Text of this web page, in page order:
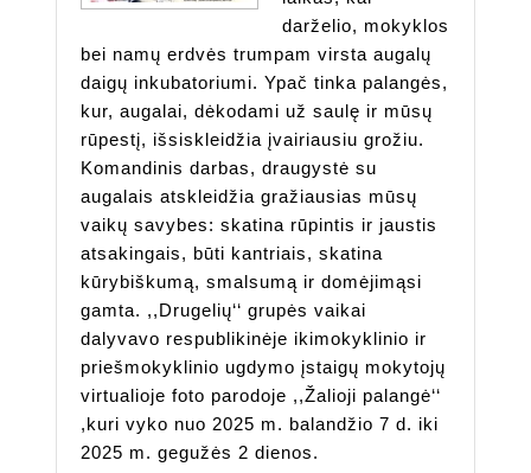
darželio, mokyklos
bei namų erdvės trumpam virsta augalų
daigų inkubatoriumi. Ypač tinka palangės,
kur, augalai, dėkodami už saulę ir mūsų
rūpestį, išsiskleidžia įvairiausiu grožiu.
Komandinis darbas, draugystė su
augalais atskleidžia gražiausias mūsų
vaikų savybes: skatina rūpintis ir jaustis
atsakingais, būti kantriais, skatina
kūrybiškumą, smalsumą ir domėjimąsi
gamta. ,,Drugelių‘‘ grupės vaikai
dalyvavo respublikinėje ikimokyklinio ir
priešmokyklinio ugdymo įstaigų mokytojų
virtualioje foto parodoje ,,Žalioji palangė‘‘
,kuri vyko nuo 2025 m. balandžio 7 d. iki
2025 m. gegužės 2 dienos.